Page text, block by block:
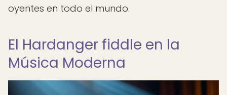
oyentes en todo el mundo.
El Hardanger fiddle en la
Música Moderna